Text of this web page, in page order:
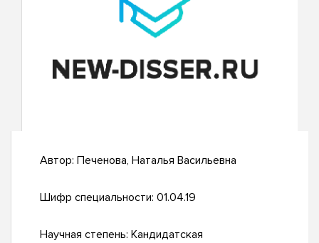
Автор: Печенова, Наталья Васильевна
Шифр специальности: 01.04.19
Научная степень: Кандидатская